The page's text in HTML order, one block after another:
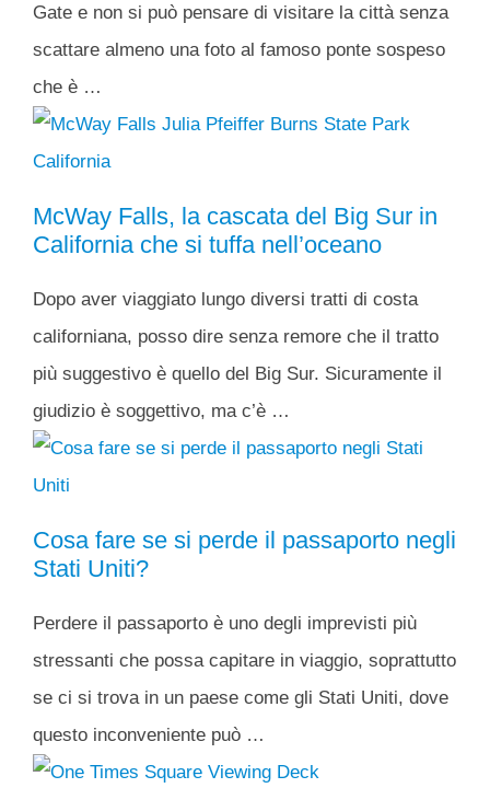
Gate e non si può pensare di visitare la città senza
scattare almeno una foto al famoso ponte sospeso
che è …
McWay Falls, la cascata del Big Sur in
California che si tuffa nell’oceano
Dopo aver viaggiato lungo diversi tratti di costa
californiana, posso dire senza remore che il tratto
più suggestivo è quello del Big Sur. Sicuramente il
giudizio è soggettivo, ma c’è …
Cosa fare se si perde il passaporto negli
Stati Uniti?
Perdere il passaporto è uno degli imprevisti più
stressanti che possa capitare in viaggio, soprattutto
se ci si trova in un paese come gli Stati Uniti, dove
questo inconveniente può …